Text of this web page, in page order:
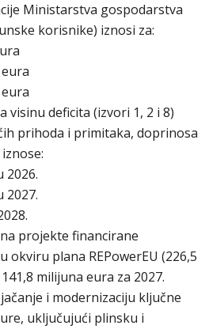
Ministarstva gospodarstva
korisnike) iznosi za:
visinu deficita (izvori 1, 2 i 8)
prihoda i primitaka, doprinosa
2026.
2027.
projekte financirane
okviru plana REPowerEU (226,5
milijuna eura za 2027.
i modernizaciju ključne
uključujući plinsku i